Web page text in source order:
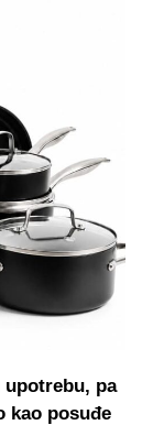
pa
kao posuđe